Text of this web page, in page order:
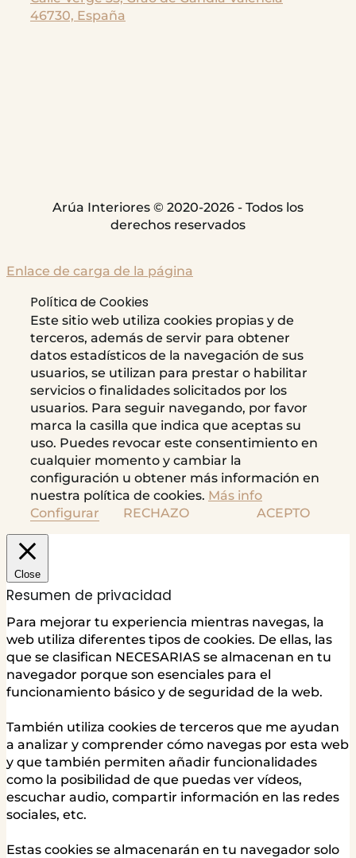
46730, España
Arúa Interiores © 2020-2026 - Todos los
derechos reservados
Enlace de carga de la página
Política de Cookies
Este sitio web utiliza cookies propias y de
terceros, además de servir para obtener
datos estadísticos de la navegación de sus
usuarios, se utilizan para prestar o habilitar
servicios o finalidades solicitados por los
usuarios. Para seguir navegando, por favor
marca la casilla que indica que aceptas su
uso. Puedes revocar este consentimiento en
cualquier momento y cambiar la
configuración u obtener más información en
nuestra política de cookies. Más info
Configurar
RECHAZO ACEPTO
Close
Resumen de privacidad
Para mejorar tu experiencia mientras navegas, la
web utiliza diferentes tipos de cookies. De ellas, las
que se clasifican NECESARIAS se almacenan en tu
navegador porque son esenciales para el
funcionamiento básico y de seguridad de la web.
También utiliza cookies de terceros que me ayudan
a analizar y comprender cómo navegas por esta web
y que también permiten añadir funcionalidades
como la posibilidad de que puedas ver vídeos,
escuchar audio, compartir información en las redes
sociales, etc.
Estas cookies se almacenarán en tu navegador solo